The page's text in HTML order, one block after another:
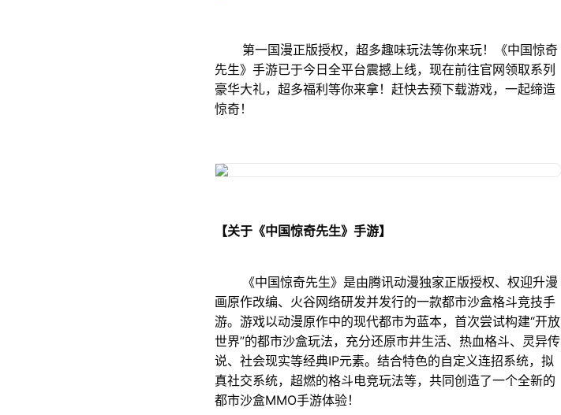
第一国漫正版授权，超多趣味玩法等你来玩！《中国惊奇
先生》手游已于今日全平台震撼上线，现在前往官网领取系列
豪华大礼，超多福利等你来拿！赶快去预下载游戏，一起缔造
惊奇！
【关于《中国惊奇先生》手游】
《中国惊奇先生》是由腾讯动漫独家正版授权、权迎升漫
画原作改编、火谷网络研发并发行的一款都市沙盒格斗竞技手
游。游戏以动漫原作中的现代都市为蓝本，首次尝试构建“开放
世界”的都市沙盒玩法，充分还原市井生活、热血格斗、灵异传
说、社会现实等经典IP元素。结合特色的自定义连招系统，拟
真社交系统，超燃的格斗电竞玩法等，共同创造了一个全新的
都市沙盒MMO手游体验！